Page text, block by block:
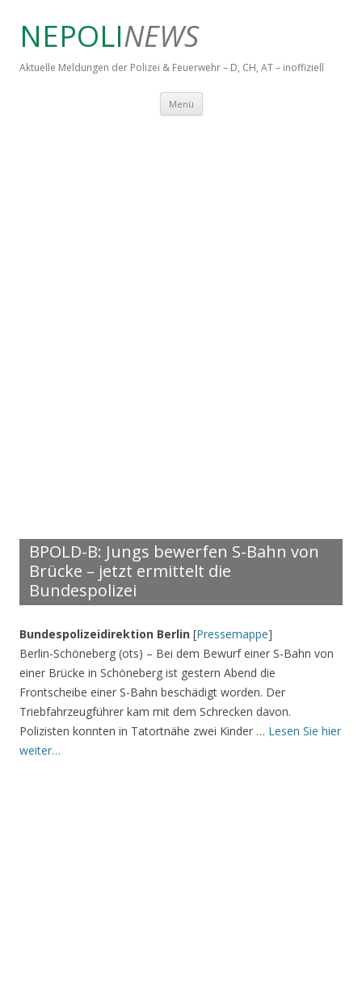
NEPOLINEWS
Aktuelle Meldungen der Polizei & Feuerwehr – D, CH, AT – inoffiziell
Menü Springe zum Inhalt
BPOLD-B: Jungs bewerfen S-Bahn von
Brücke – jetzt ermittelt die
Bundespolizei
Bundespolizeidirektion Berlin [Pressemappe]
Berlin-Schöneberg (ots) – Bei dem Bewurf einer S-Bahn von
einer Brücke in Schöneberg ist gestern Abend die
Frontscheibe einer S-Bahn beschädigt worden. Der
Triebfahrzeugführer kam mit dem Schrecken davon.
Polizisten konnten in Tatortnähe zwei Kinder … Lesen Sie hier
weiter…